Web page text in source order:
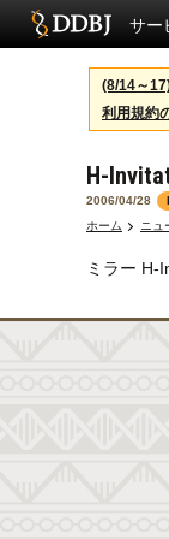
サー
(8/14～
利用規約
H-
2006/04/28
ホーム
ニュ
ミラー H-